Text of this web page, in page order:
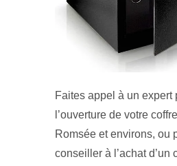
Faites appel à un expert
l’ouverture de votre
Romsée et environs, ou
conseiller à l’achat d’un